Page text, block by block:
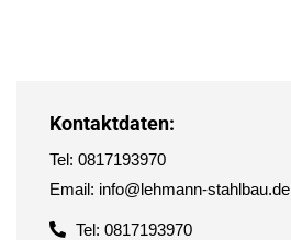
Kontaktdaten:
Tel: 0817193970
Email: info@lehmann-stahlbau.de
Tel: 0817193970